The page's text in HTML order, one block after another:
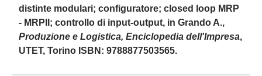
distinte modulari; configuratore; closed loop MRP
- MRPII; controllo di input-output, in Grando A.,
Produzione e Logistica, Enciclopedia dell'Impresa,
UTET, Torino ISBN: 9788877503565.